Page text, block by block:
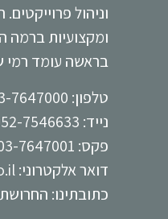
וניהול
ומקצועיות ברמה
בראשה עומד רמי
טלפון: 7647000
נייד: 7546633
פקס: 03-7647001
דואר אלקטרוני:
כתובתינו: החרושת 18, רמת השרון